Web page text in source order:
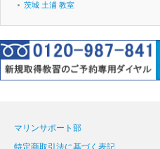
茨城 土浦 教室
マリンサポート部
特定商取引法に基づく表記